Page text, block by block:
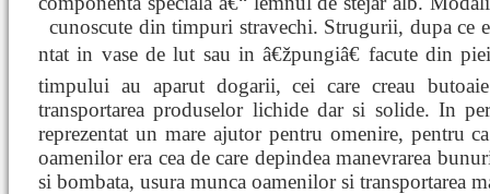
cunoscute din timpuri stravechi. Strugurii, dupa ce
ntat in vase de lut sau in â€žpungiâ€ facute din
timpului au aparut dogarii, cei care creau
transportarea produselor lichide dar si solide. In
reprezentat un mare ajutor pentru omenire, pentru
oamenilor era cea de care depindea manevrarea
si bombata, usura munca oamenilor si transportarea